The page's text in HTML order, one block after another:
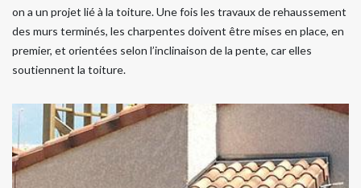
on a un projet lié à la toiture. Une fois les travaux de rehaussement
des murs terminés, les charpentes doivent être mises en place, en
premier, et orientées selon l’inclinaison de la pente, car elles
soutiennent la toiture.